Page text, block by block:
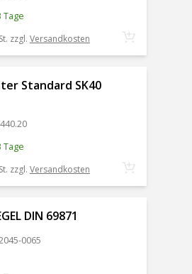
Tage
zzgl. Versandkosten
Standard SK40
Tage
zzgl. Versandkosten
DIN 69871
0065